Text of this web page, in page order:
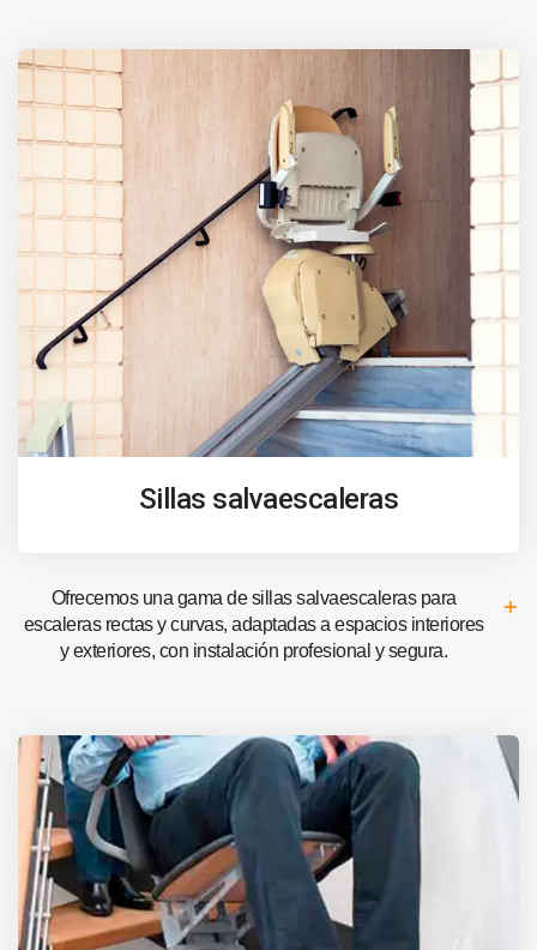
Sillas salvaescaleras
Ofrecemos una gama de sillas salvaescaleras para
escaleras rectas y curvas, adaptadas a espacios interiores
y exteriores, con instalación profesional y segura.